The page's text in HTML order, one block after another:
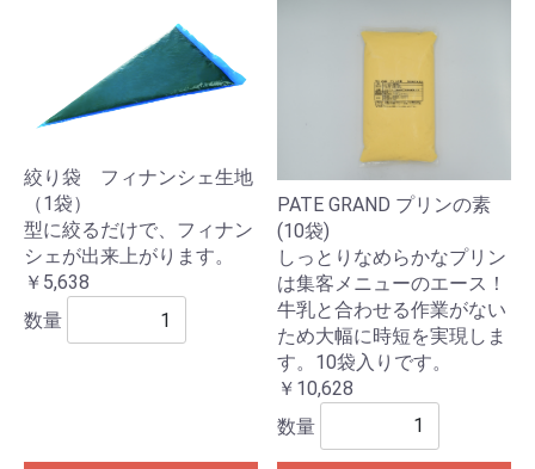
絞り袋 フィナンシェ生地
（1袋）
型に絞るだけで、フィナン
シェが出来上がります。
￥5,638
数量
PATE GRAND プリンの素
(10袋)
しっとりなめらかなプリン
は集客メニューのエース！
牛乳と合わせる作業がない
ため大幅に時短を実現しま
す。10袋入りです。
￥10,628
数量